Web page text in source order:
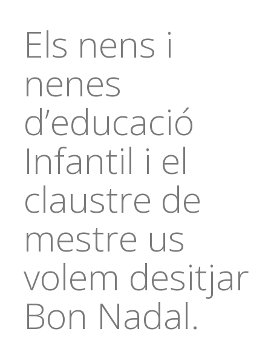
Els nens i
nenes
d’educació
Infantil i el
claustre de
mestre us
volem desitjar
Bon Nadal.